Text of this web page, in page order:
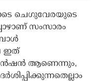
ചെഗുവേരയുടെ
സംസാരം
ഇത്
ആണെന്നും,